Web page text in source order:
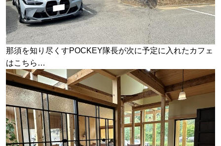
那須を知り尽くすPOCKEY隊長が次に予定に入れたカフェ
はこちら…